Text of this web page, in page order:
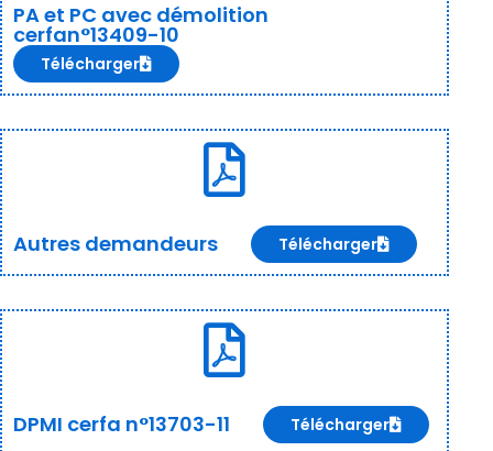
PA et PC avec démolition
cerfan°13409-10
Télécharger
Autres demandeurs Télécharger
DPMI cerfa n°13703-11 Télécharger